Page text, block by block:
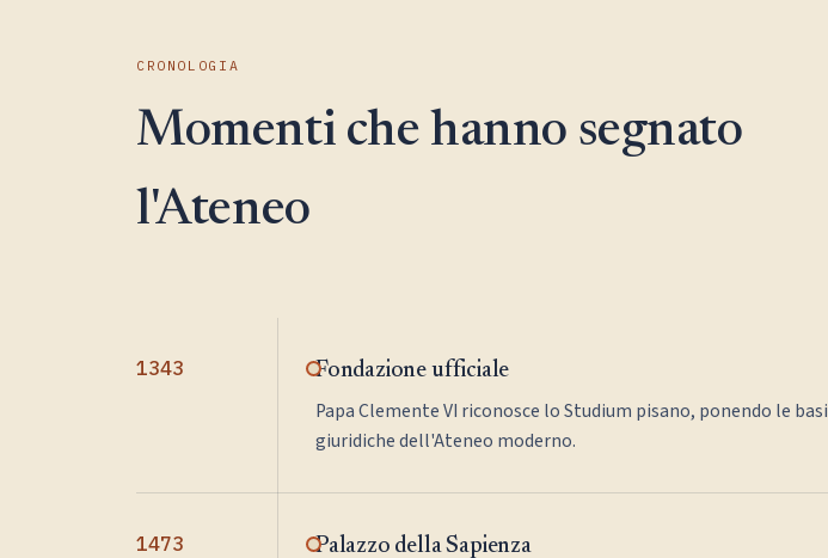
CRONOLOGIA
Momenti che hanno segnato
l'Ateneo
1343 Fondazione ufficiale
Papa Clemente VI riconosce lo Studium pisano, ponendo le basi
giuridiche dell'Ateneo moderno.
1473 Palazzo della Sapienza